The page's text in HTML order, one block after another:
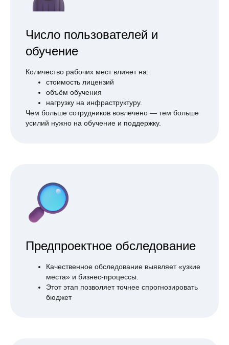
Число пользователей и
обучение
Количество рабочих мест влияет на:
стоимость лицензий
объём обучения
нагрузку на инфраструктуру.
Чем больше сотрудников вовлечено — тем больше
усилий нужно на обучение и поддержку.
Предпроектное обследование
Качественное обследование выявляет «узкие
места» и бизнес-процессы.
Этот этап позволяет точнее спрогнозировать
бюджет